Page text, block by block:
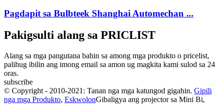
Pagdapit sa Bulbteek Shanghai Automechan ...
Pakigsulti alang sa PRICLIST
Alang sa mga pangutana bahin sa among mga produkto o pricelist,
palihug ibilin ang imong email sa amon ug magkita kami sulod sa 24
oras.
subscribe
© Copyright - 2010-2021: Tanan nga mga katungod gigahin. Gipili
nga mga Produkto, EskwolonGibaligya ang projector sa Mini Bi,